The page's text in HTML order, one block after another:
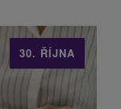
30. ŘÍJNA